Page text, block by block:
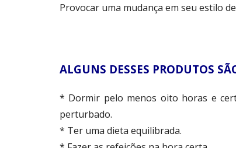
Provocar uma mudança em seu estilo
ALGUNS DESSES PRODUTOS
* Dormir pelo menos oito horas e
perturbado.
* Ter uma dieta equilibrada.